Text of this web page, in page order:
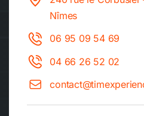
Nîmes
06 95 09 54 69
04 66 26 52 02